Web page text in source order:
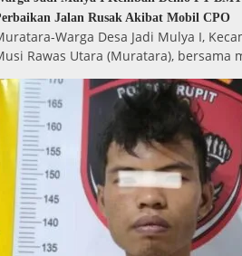
Jalan Rusak Akibat Mobil CPO
Warga Desa Jadi Mulya I,
Rawas Utara (Muratara), bersama